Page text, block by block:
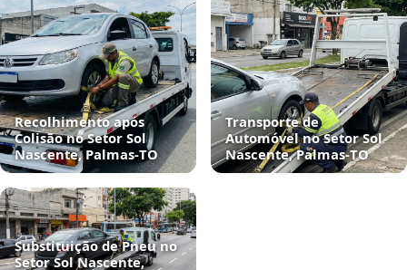
Recolhimento após
Colisão no Setor Sol
Nascente, Palmas‑TO
Transporte de
Automóvel no Setor Sol
Nascente, Palmas‑TO
Substituição de Pneu no
Setor Sol Nascente,